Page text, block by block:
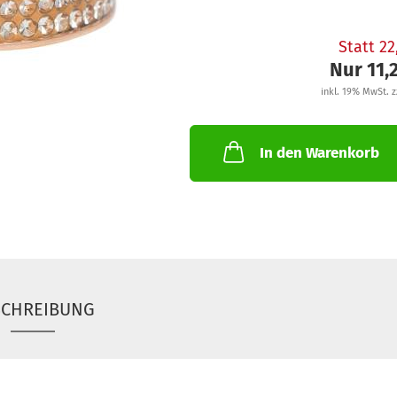
Statt
Nur
inkl. 19% MwSt.
In den Warenkorb